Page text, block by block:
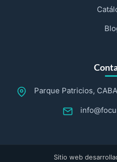
Parque Patricios, CABA
Sitio web